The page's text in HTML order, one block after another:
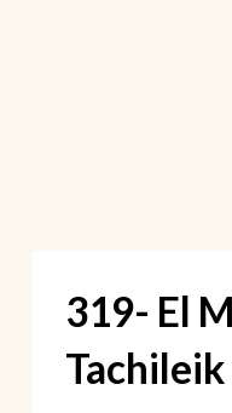
319- El
Tachileik